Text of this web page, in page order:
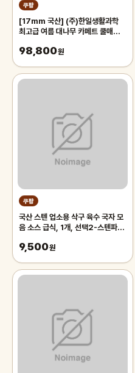
쿠팡
[17mm 국산] (주)한일생활과학
최고급 여름 대나무 카페트 쿨매트
침대 장판 자리_두꺼운 폭신한 튼튼
98,800원
쿠팡
국산 스텐 업소용 삭구 육수 국자 모
음 소스 급식, 1개, 선택2-스텐파란
9,500원